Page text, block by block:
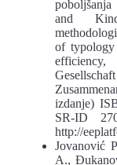
and
of
izdanje)
SR-ID
http://
Jovanović
A.,